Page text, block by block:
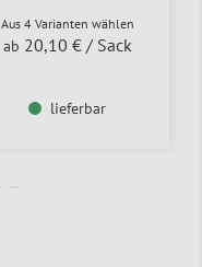
Aus 4 Varianten wählen
ab 20,10 € / Sack
lieferbar